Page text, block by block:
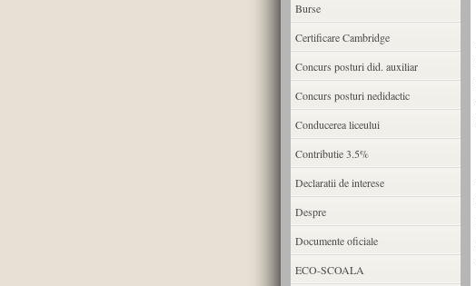
Burse
Certificare Cambridge
Concurs posturi did. auxiliar
Concurs posturi nedidactic
Conducerea liceului
Contributie 3.5%
Declaratii de interese
Despre
Documente oficiale
ECO-SCOALA